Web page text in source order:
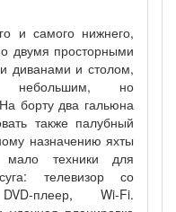
и самого нижнего,
двумя просторными
диванами и столом,
но
борту два гальюна
также палубный
назначению яхты
техники для
телевизор со
плеер, Wi-Fi.